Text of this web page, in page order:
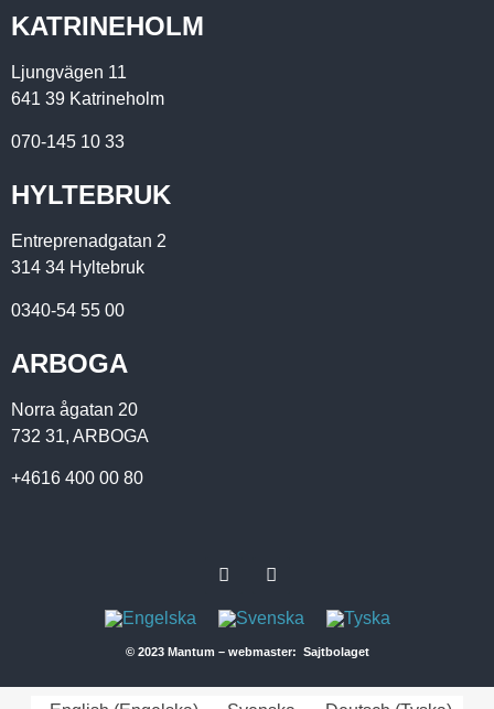
KATRINEHOLM
Ljungvägen 11
641 39 Katrineholm
070-145 10 33
HYLTEBRUK
Entreprenadgatan 2
314 34 Hyltebruk
0340-54 55 00
ARBOGA
Norra ågatan 20
732 31, ARBOGA
+4616 400 00 80
© 2023 Mantum – webmaster: Sajtbolaget